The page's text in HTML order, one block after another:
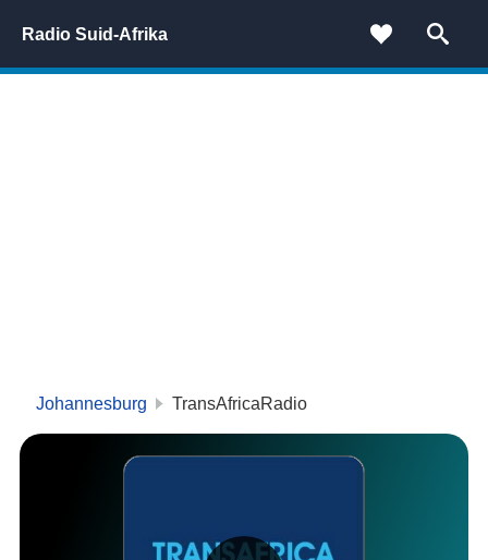
Radio Suid-Afrika
Johannesburg TransAfricaRadio